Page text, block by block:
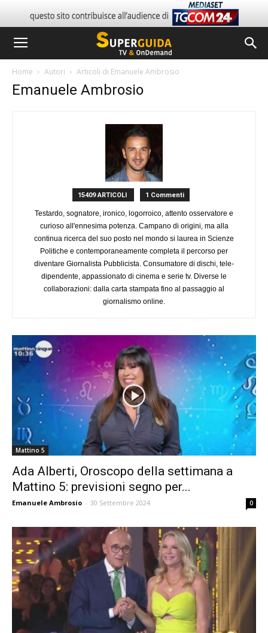
Home Autori Articoli di Emanuele Ambrosio
Emanuele Ambrosio
15409 ARTICOLI 1 Commenti
Testardo, sognatore, ironico, logorroico, attento osservatore e
curioso all'ennesima potenza. Campano di origini, ma alla
continua ricerca del suo posto nel mondo si laurea in Scienze
Politiche e contemporaneamente completa il percorso per
diventare Giornalista Pubblicista. Consumatore di dischi, tele-
dipendente, appassionato di cinema e serie tv. Diverse le
collaborazioni: dalla carta stampata fino al passaggio al
giornalismo online.
Mattino 5
Ada Alberti, Oroscopo della settimana a
Mattino 5: previsioni segno per...
Emanuele Ambrosio - 30 Settembre 2024 0